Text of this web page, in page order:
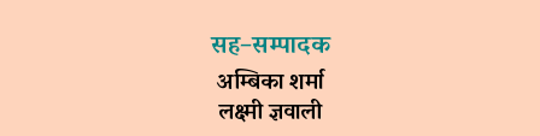
सह–सम्पादक
अम्बिका शर्मा
लक्ष्मी ज्ञवाली